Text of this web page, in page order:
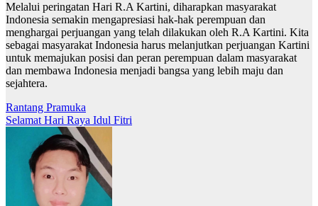
Melalui peringatan Hari R.A Kartini, diharapkan masyarakat
Indonesia semakin mengapresiasi hak-hak perempuan dan
menghargai perjuangan yang telah dilakukan oleh R.A Kartini. Kita
sebagai masyarakat Indonesia harus melanjutkan perjuangan Kartini
untuk memajukan posisi dan peran perempuan dalam masyarakat
dan membawa Indonesia menjadi bangsa yang lebih maju dan
sejahtera.
Navigasi
pos
Rantang Pramuka
Selamat Hari Raya Idul Fitri